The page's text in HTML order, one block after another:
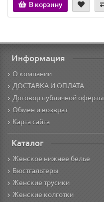
В корзину
Информация
О компании
ДОСТАВКА И ОПЛАТА
Договор публичной оферты
Обмен и возврат
Карта сайта
Каталог
Женское нижнее белье
Бюстгальтеры
Женские трусики
Женские колготки